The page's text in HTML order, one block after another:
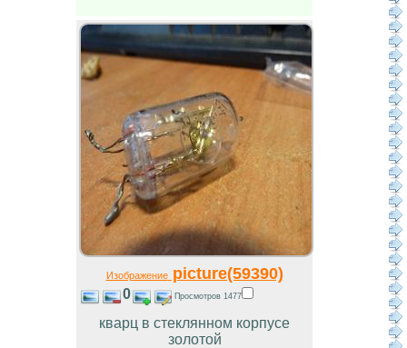
Изображениеpicture(59390)
0 Просмотров 1477
кварц в стеклянном корпусе
золотой